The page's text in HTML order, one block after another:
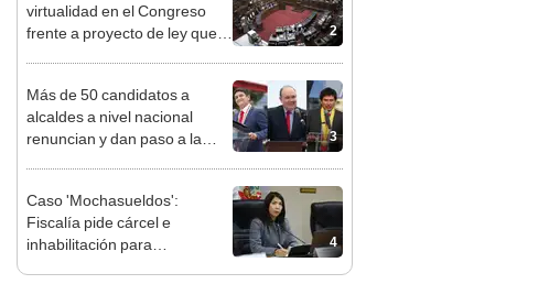
2
virtualidad en el Congreso
frente a proyecto de ley que
3
Más de 50 candidatos a
alcaldes a nivel nacional
renuncian y dan paso a la
4
Caso 'Mochasueldos':
Fiscalía pide cárcel e
inhabilitación para